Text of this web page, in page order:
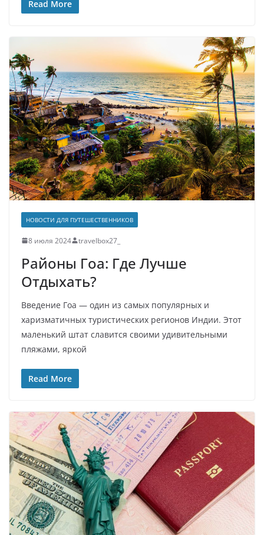
Read More
НОВОСТИ ДЛЯ ПУТЕШЕСТВЕННИКОВ
8 июля 2024 travelbox27_
Районы Гоа: Где Лучше
Отдыхать?
Введение Гоа — один из самых популярных и
харизматичных туристических регионов Индии. Этот
маленький штат славится своими удивительными
пляжами, яркой
Read More